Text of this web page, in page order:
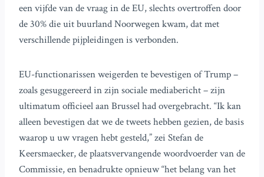
een vijfde van de vraag in de EU, slechts overtroffen door
de 30% die uit buurland Noorwegen kwam, dat met
verschillende pijpleidingen is verbonden.
EU-functionarissen weigerden te bevestigen of Trump –
zoals gesuggereerd in zijn sociale mediabericht – zijn
ultimatum officieel aan Brussel had overgebracht. “Ik kan
alleen bevestigen dat we de tweets hebben gezien, de basis
waarop u uw vragen hebt gesteld,” zei Stefan de
Keersmaecker, de plaatsvervangende woordvoerder van de
Commissie, en benadrukte opnieuw “het belang van het